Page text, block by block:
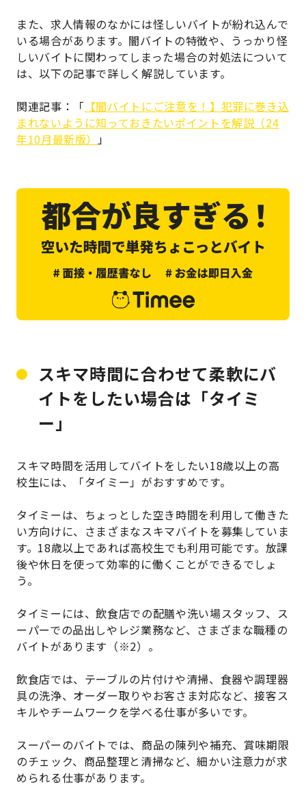
また、求人情報のなかには怪しいバイトが紛れ込んで
いる場合があります。闇バイトの特徴や、うっかり怪
しいバイトに関わってしまった場合の対処法について
は、以下の記事で詳しく解説しています。
関連記事：「 【闇バイトにご注意を！】犯罪に巻き込
まれないように知っておきたいポイントを解説（24
年10月最新版）
」
スキマ時間に合わせて柔軟にバ
イトをしたい場合は「タイミ
ー」
スキマ時間を活用してバイトをしたい18歳以上の高
校生には、「タイミー」がおすすめです。
タイミーは、ちょっとした空き時間を利用して働きた
い方向けに、さまざまなスキマバイトを募集していま
す。18歳以上であれば高校生でも利用可能です。放課
後や休日を使って効率的に働くことができるでしょ
う。
タイミーには、飲食店での配膳や洗い場スタッフ、ス
ーパーでの品出しやレジ業務など、さまざまな職種の
バイトがあります（※2）。
飲食店では、テーブルの片付けや清掃、食器や調理器
具の洗浄、オーダー取りやお客さま対応など、接客ス
キルやチームワークを学べる仕事が多いです。
スーパーのバイトでは、商品の陳列や補充、賞味期限
のチェック、商品整理と清掃など、細かい注意力が求
められる仕事があります。